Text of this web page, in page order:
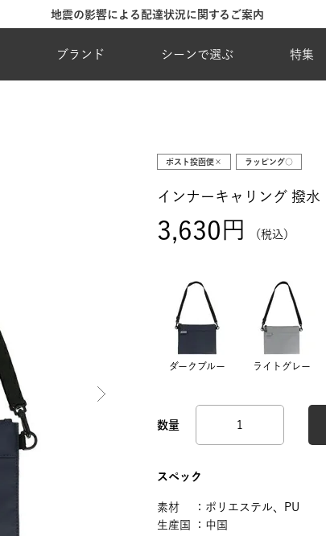
地震の影響による配達状況に関するご案内
ブランド シーンで選ぶ 特集
ポスト投函便× ラッピング○
インナーキャリング 撥水
3,630 税込
ダークブルー ライトグレー
スペック
素材 ：ポリエステル、PU
生産国 ：中国